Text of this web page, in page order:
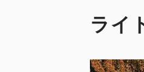
ライ